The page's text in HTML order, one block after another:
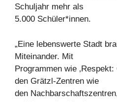
Schuljahr mehr als
5.000 Schüler*innen.
„Eine lebenswerte Stadt
Miteinander. Mit
Programmen wie
den Grätzl-Zentren wie
den